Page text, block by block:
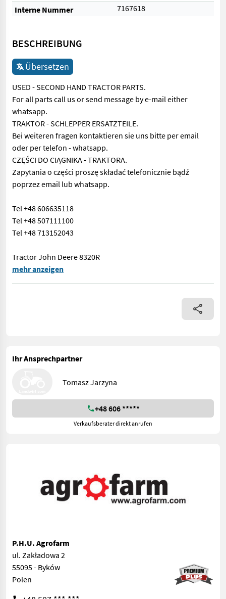
Interne Nummer
7167618
BESCHREIBUNG
Übersetzen
USED - SECOND HAND TRACTOR PARTS.
For all parts call us or send message by e-mail either
whatsapp.
TRAKTOR - SCHLEPPER ERSATZTEILE.
Bei weiteren fragen kontaktieren sie uns bitte per email
oder per telefon - whatsapp.
CZĘŚCI DO CIĄGNIKA - TRAKTORA.
Zapytania o części proszę składać telefonicznie bądź
poprzez email lub whatsapp.
Tel +48 606635118
Tel +48 507111100
Tel +48 713152043
Tractor John Deere 8320R
USED - SECOND HAND TRACTOR PARTS. For all parts call
mehr anzeigen
Ihr Ansprechpartner
Tomasz Jarzyna
+48 606 *****
Verkaufsberater direkt anrufen
P.H.U. Agrofarm
ul. Zakładowa 2
55095 - Byków
Polen